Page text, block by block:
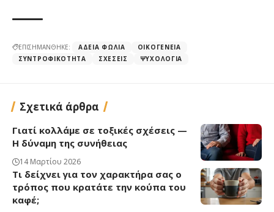
ΕΠΙΣΗΜΑΝΘΗΚΕ: ΆΔΕΙΑ ΦΩΛΙΆ
ΟΙΚΟΓΈΝΕΙΑ
ΣΥΝΤΡΟΦΙΚΌΤΗΤΑ
ΣΧΈΣΕΙΣ ΨΥΧΟΛΟΓΊΑ
Σχετικά άρθρα
Γιατί κολλάμε σε τοξικές σχέσεις —
Η δύναμη της συνήθειας
14 Μαρτίου 2026
Τι δείχνει για τον χαρακτήρα σας ο
τρόπος που κρατάτε την κούπα του
καφέ;